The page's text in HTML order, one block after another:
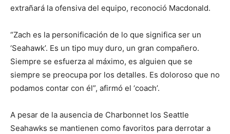
extrañará la ofensiva del equipo, reconoció Macdonald.
“Zach es la personificación de lo que significa ser un
‘Seahawk’. Es un tipo muy duro, un gran compañero.
Siempre se esfuerza al máximo, es alguien que se
siempre se preocupa por los detalles. Es doloroso que no
podamos contar con él”, afirmó el ‘coach’.
A pesar de la ausencia de Charbonnet los Seattle
Seahawks se mantienen como favoritos para derrotar a